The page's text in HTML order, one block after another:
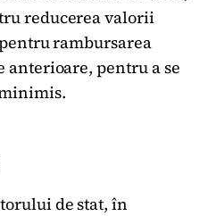
reducerea valorii
rambursarea
anterioare, pentru a se
de stat, în